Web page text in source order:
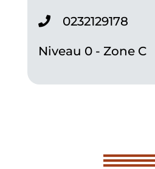
0232129178
Niveau 0 - Zone C